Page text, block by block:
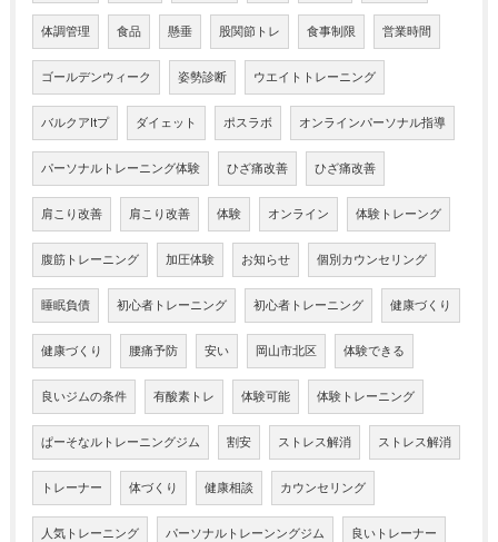
体調管理 食品 懸垂 股関節トレ 食事制限 営業時間
ゴールデンウィーク 姿勢診断 ウエイトトレーニング
バルクアltプ ダイェット ポスラボ オンラインパーソナル指導
パーソナルトレーニング体験 ひざ痛改善 ひざ痛改善
肩こり改善 肩こり改善 体験 オンライン 体験トレーング
腹筋トレーニング 加圧体験 お知らせ 個別カウンセリング
睡眠負債 初心者トレーニング 初心者トレーニング 健康づくり
健康づくり 腰痛予防 安い 岡山市北区 体験できる
良いジムの条件 有酸素トレ 体験可能 体験トレーニング
ぱーそなルトレーニングジム 割安 ストレス解消 ストレス解消
トレーナー 体づくり 健康相談 カウンセリング
人気トレーニング パーソナルトレーンングジム 良いトレーナー